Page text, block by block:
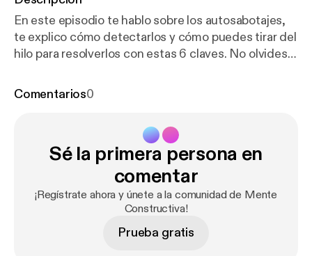
En este episodio te hablo sobre los autosabotajes,
te explico cómo detectarlos y cómo puedes tirar del
hilo para resolverlos con estas 6 claves. No olvides
más herramientas de la PNL para dirigirte a tus
Comentarios0
Sé la primera persona en
comentar
¡Regístrate ahora y únete a la comunidad de Mente
Constructiva!
Prueba gratis